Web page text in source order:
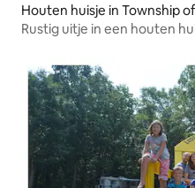
Houten huisje in Township
Rustig uitje in een houten